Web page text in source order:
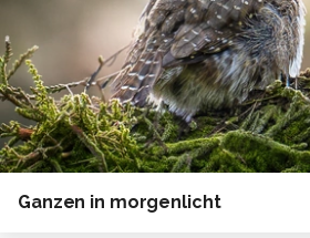
Ganzen in morgenlicht